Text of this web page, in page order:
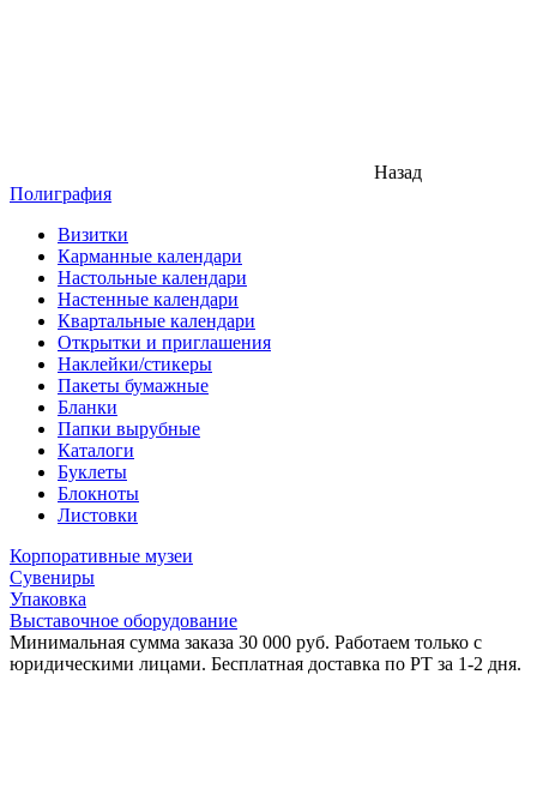
Назад
Полиграфия
Визитки
Карманные календари
Настольные календари
Настенные календари
Квартальные календари
Открытки и приглашения
Наклейки/стикеры
Пакеты бумажные
Бланки
Папки вырубные
Каталоги
Буклеты
Блокноты
Листовки
Корпоративные музеи
Сувениры
Упаковка
Выставочное оборудование
Минимальная сумма заказа 30 000 руб. Работаем только с
юридическими лицами. Бесплатная доставка по РТ за 1-2 дня.